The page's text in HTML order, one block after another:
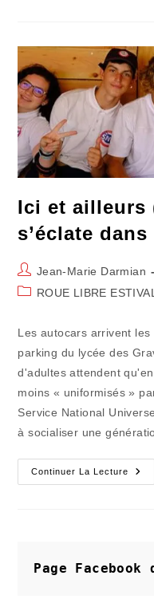
Ans
Ici et ailleurs
s’éclate dans
Auteur/autrice
de
Jean-Marie Darmian
PostROUE LIBRE
Les autocars arrivent
parking du lycée des
d'adultes attendent
moins « uniformisés »
Service National
à socialiser une
Continuer La Lecture
Ici
Et
Le
SNU
Page